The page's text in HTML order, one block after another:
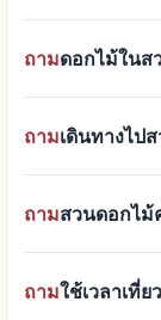
ถามดอกไม้ในส
ถามเดินทางไป
ถามสวนดอกไม้
ถามใช้เวลาเที่